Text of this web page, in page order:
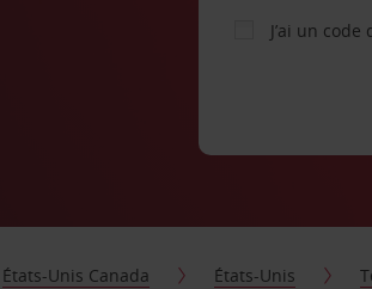
J’ai un
États-Unis Canada États-Unis